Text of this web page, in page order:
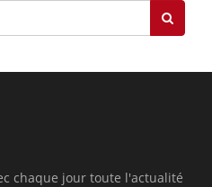
chaque jour toute l'actualité